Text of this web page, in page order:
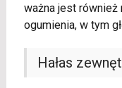
ważna jest również
ogumienia, w tym
Hałas